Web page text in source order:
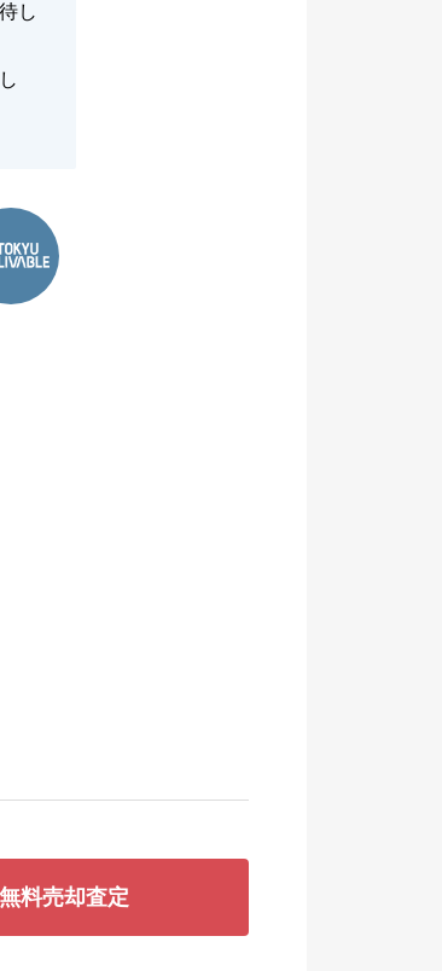
し
無料売却査定